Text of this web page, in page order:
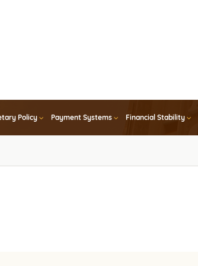
Policy Payment Systems Financial Stability